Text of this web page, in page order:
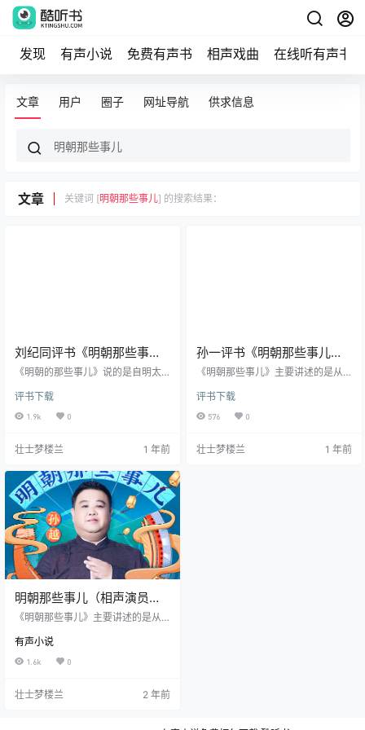
发现 有声小说 免费有声书 相声戏曲 在线听有声书
文章 用户 圈子 网址导航 供求信息
文章 关键词 [明朝那些事儿] 的搜索结果：
刘纪同评书《明朝那些事
儿》365回全集MP3免费打
《明朝的那些事儿》说的是自明太
年的事。第一卷则从朱元璋出生开
始写起，到永乐大帝夺位的靖难之
被说书人及老百姓所钟爱的《英烈
直接点击下面链接进入【百度网
盘】下载 点击这里进入【百度网
盘】下载 提取码 narw
评书下载
1.9k 0
壮士梦楼兰 1 年前
孙一评书《明朝那些事儿》
7部全MP3免费打包下载
《明朝那些事儿》主要讲述的是从1
朝的一些故事。以史料为基础，以
年代和具体人物为主线，并加入了
的命运进行全景展示，尤其对官场
评书下载
576 0
壮士梦楼兰 1 年前
明朝那些事儿（相声演员孙
越爆笑演播）
《明朝那些事儿》主要讲述的是从1
朝的一些故事 。以史料为基础，以
年代和具体人物为主线，并加入了
小说的笔法，语言幽默风趣。对明
的命运进行全景展示，尤其对官场
有声小说
1.6k 0
壮士梦楼兰 2 年前